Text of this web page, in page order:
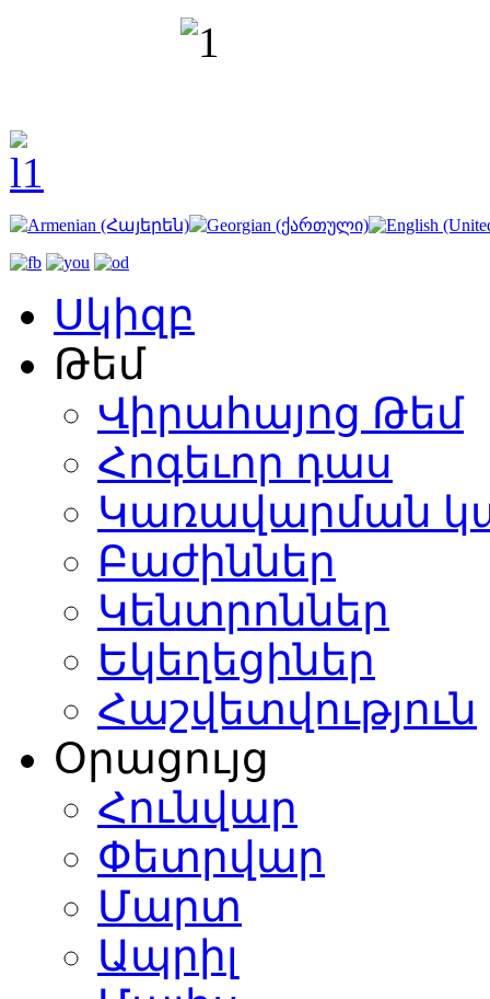
Սկիզբ
Թեմ
Վիրահայոց Թեմ
Հոգեւոր դաս
Կառավարման
Բաժիններ
Կենտրոններ
Եկեղեցիներ
Հաշվետվություն
Օրացույց
Հունվար
Փետրվար
Մարտ
Ապրիլ